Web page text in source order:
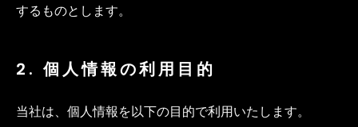
するものとします。
2. 個人情報の利用目的
当社は、個人情報を以下の目的で利用いたします。